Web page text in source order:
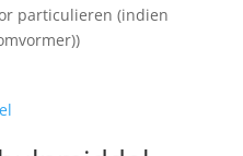
particulieren (indien